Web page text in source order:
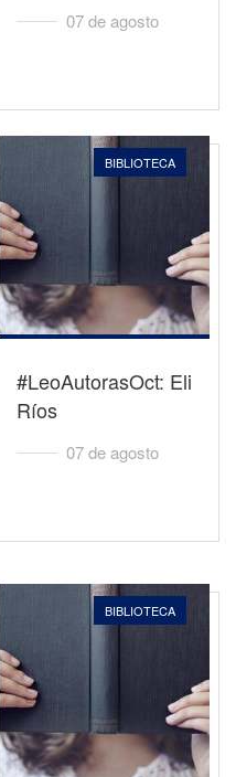
07 de agosto
BIBLIOTECA
#LeoAutorasOct: Eli
Ríos
07 de agosto
BIBLIOTECA